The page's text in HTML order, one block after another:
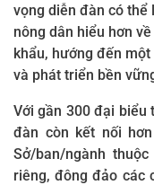
vọng diễn đàn có thể
nông dân hiểu hơn
khẩu, hướng đến
và phát triển bền
Với gần 300 đại biểu
đàn còn kết nối
Sở/ban/ngành
riêng, đông đảo các